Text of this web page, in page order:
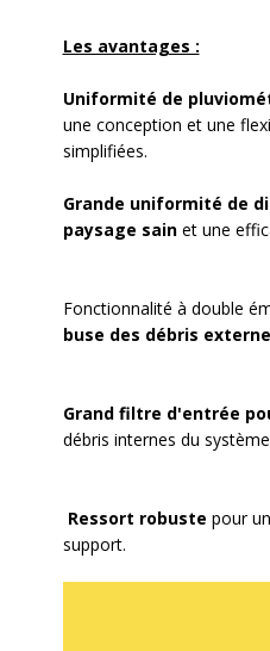
Les avantages :
Uniformité de
une conception et une
simplifiées.
Grande uniformité de
paysage sain et une
Fonctionnalité à double
buse des débris
Grand filtre d'entrée
débris internes du
Ressort robuste pour
support.